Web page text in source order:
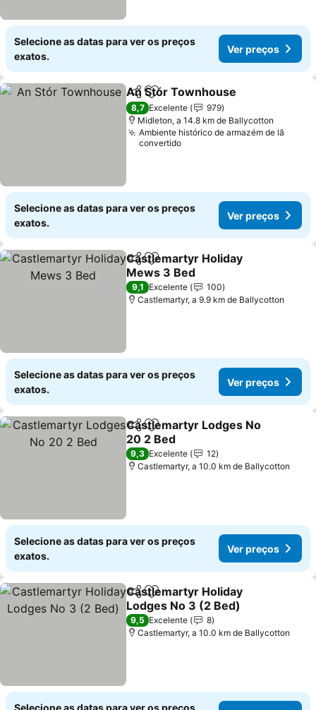
Selecione as datas para ver os preços
exatos.
Ver preços
PartilharAdicionar aos favoritos
An Stór Townhouse
8,7 Excelente
979
Midleton, a 14.8 km de Ballycotton
Ambiente histórico de armazém de lã
convertido
Selecione as datas para ver os preços
exatos.
Ver preços
PartilharAdicionar aos favoritos
Castlemartyr Holiday
Mews 3 Bed
Ver preços
9,1 Excelente
100
Castlemartyr, a 9.9 km de Ballycotton
Selecione as datas para ver os preços
exatos.
Ver preços
PartilharAdicionar aos favoritos
Castlemartyr Lodges No
20 2 Bed
Ver preços
9,3 Excelente
12
Castlemartyr, a 10.0 km de Ballycotton
Selecione as datas para ver os preços
exatos.
Ver preços
PartilharAdicionar aos favoritos
Castlemartyr Holiday
Lodges No 3 (2 Bed)
Ver preços
9,5 Excelente
8
Castlemartyr, a 10.0 km de Ballycotton
Selecione as datas para ver os preços